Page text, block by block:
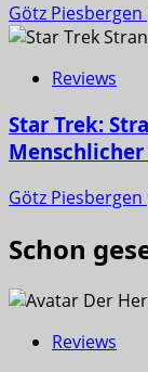
Götz Piesbergen
Reviews
Star Trek:
Götz Piesbergen
Schon
Reviews